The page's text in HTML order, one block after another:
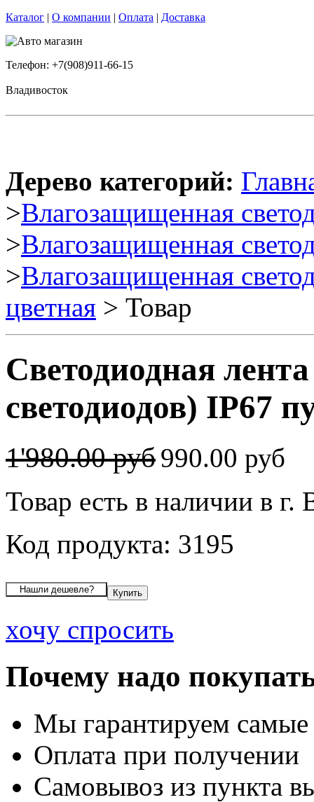
Каталог | О компании | Оплата | Доставка
Телефон: +7(908)911-66-15
Владивосток
Дерево категорий:
>Влагозащищенная
>Влагозащищенная
>Влагозащищенная
цветная > Товар
Светодиодная
светодиодов) IP67
1'980.00 руб990.00 руб
Товар есть в наличии в г.
Код продукта: 3195
хочу спросить
Почему надо
Мы гарантируем
Оплата при получении
Самовывоз из пункта